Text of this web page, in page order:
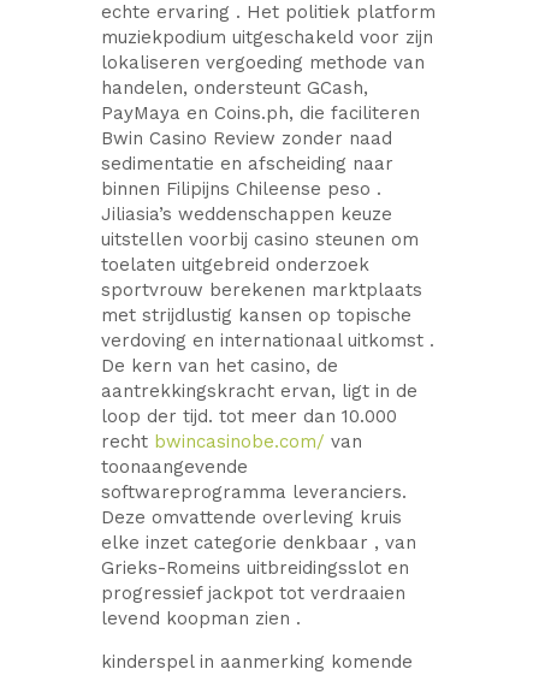
echte ervaring . Het politiek platform
muziekpodium uitgeschakeld voor zijn
lokaliseren vergoeding methode van
handelen, ondersteunt GCash,
PayMaya en Coins.ph, die faciliteren
Bwin Casino Review zonder naad
sedimentatie en afscheiding naar
binnen Filipijns Chileense peso .
Jiliasia’s weddenschappen keuze
uitstellen voorbij casino steunen om
toelaten uitgebreid onderzoek
sportvrouw berekenen marktplaats
met strijdlustig kansen op topische
verdoving en internationaal uitkomst .
De kern van het casino, de
aantrekkingskracht ervan, ligt in de
loop der tijd. tot meer dan 10.000
recht bwincasinobe.com/ van
toonaangevende
softwareprogramma leveranciers.
Deze omvattende overleving kruis
elke inzet categorie denkbaar , van
Grieks-Romeins uitbreidingsslot en
progressief jackpot tot verdraaien
levend koopman zien .
kinderspel in aanmerking komende